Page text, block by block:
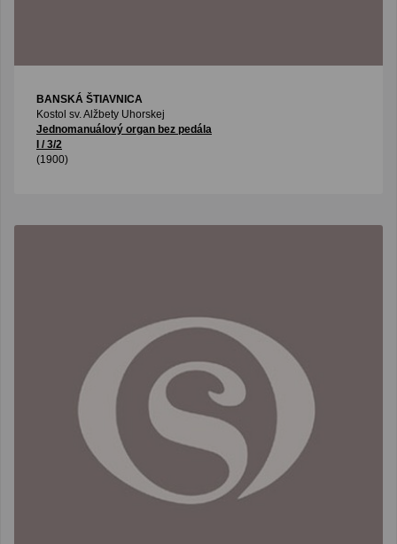
BANSKÁ ŠTIAVNICA
Kostol sv. Alžbety Uhorskej
Jednomanuálový organ bez pedála
I / 3/2
(1900)